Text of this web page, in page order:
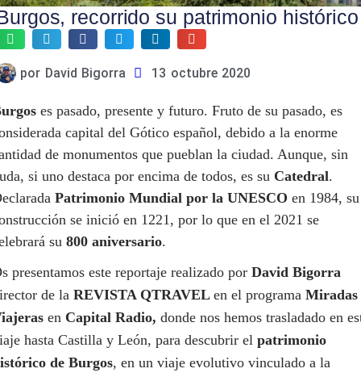
recorrido su patrimonio histórico
por David Bigorra 13 octubre 2020
es pasado, presente y futuro. Fruto de su pasado, es
capital del Gótico español, debido a la enorme
de monumentos que pueblan la ciudad. Aunque, sin
si uno destaca por encima de todos, es su Catedral.
Patrimonio Mundial por la UNESCO en 1984, su
se inició en 1221, por lo que en el 2021 se
su 800 aniversario.
presentamos este reportaje realizado por David Bigorra
de la REVISTA QTRAVEL en el programa Miradas
en Capital Radio, donde nos hemos trasladado en
hasta Castilla y León, para descubrir el patrimonio
de Burgos, en un viaje evolutivo vinculado a la